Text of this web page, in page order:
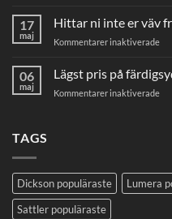
17
maj
Hittar ni inte er väv
Kommentarer inaktiveradeför
inte
er
06
maj
Lägst pris på
Kommentarer inaktiveradeför
TAGS
Dickson populäraste Lumera
Sattler populäraste